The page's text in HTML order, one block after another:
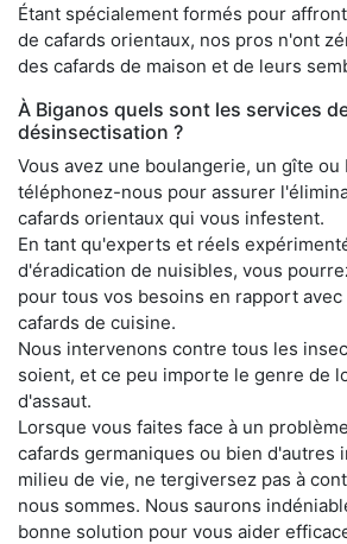
Étant spécialement formés pour
de cafards orientaux, nos pros n'ont
des cafards de maison et de leurs
À Biganos quels sont les services
désinsectisation ?
Vous avez une boulangerie, un gîte
téléphonez-nous pour assurer
cafards orientaux qui vous infestent.
En tant qu'experts et réels
d'éradication de nuisibles, vous
pour tous vos besoins en rapport
cafards de cuisine.
Nous intervenons contre tous les
soient, et ce peu importe le genre de
d'assaut.
Lorsque vous faites face à un
cafards germaniques ou bien d'autres
milieu de vie, ne tergiversez pas à
nous sommes. Nous saurons
bonne solution pour vous aider